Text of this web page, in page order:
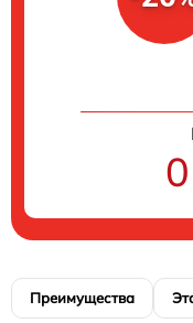
Преимущества